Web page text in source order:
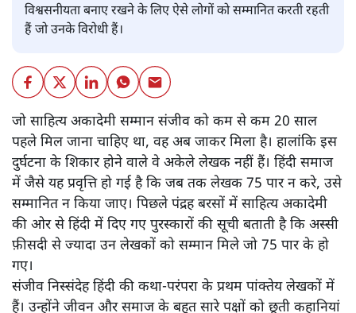
विश्वसनीयता बनाए रखने के लिए ऐसे लोगों को सम्मानित करती रहती
हैं जो उनके विरोधी हैं।
जो साहित्य अकादेमी सम्मान संजीव को कम से कम 20 साल
पहले मिल जाना चाहिए था, वह अब जाकर मिला है। हालांकि इस
दुर्घटना के शिकार होने वाले वे अकेले लेखक नहीं हैं। हिंदी समाज
में जैसे यह प्रवृत्ति हो गई है कि जब तक लेखक 75 पार न करे, उसे
सम्मानित न किया जाए। पिछले पंद्रह बरसों में साहित्य अकादेमी
की ओर से हिंदी में दिए गए पुरस्कारों की सूची बताती है कि अस्सी
फ़ीसदी से ज्यादा उन लेखकों को सम्मान मिले जो 75 पार के हो
गए।
संजीव निस्संदेह हिंदी की कथा-परंपरा के प्रथम पांक्तेय लेखकों में
हैं। उन्होंने जीवन और समाज के बहुत सारे पक्षों को छूती कहानियां